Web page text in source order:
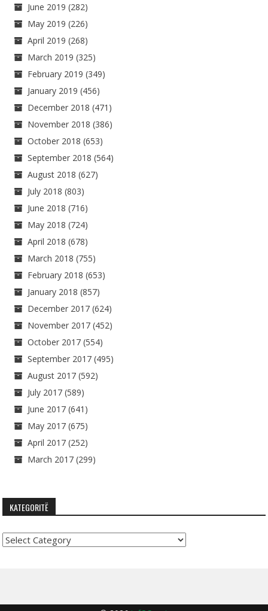
June 2019 (282)
May 2019 (226)
April 2019 (268)
March 2019 (325)
February 2019 (349)
January 2019 (456)
December 2018 (471)
November 2018 (386)
October 2018 (653)
September 2018 (564)
August 2018 (627)
July 2018 (803)
June 2018 (716)
May 2018 (724)
April 2018 (678)
March 2018 (755)
February 2018 (653)
January 2018 (857)
December 2017 (624)
November 2017 (452)
October 2017 (554)
September 2017 (495)
August 2017 (592)
July 2017 (589)
June 2017 (641)
May 2017 (675)
April 2017 (252)
March 2017 (299)
KATEGORITË
Kategoritë